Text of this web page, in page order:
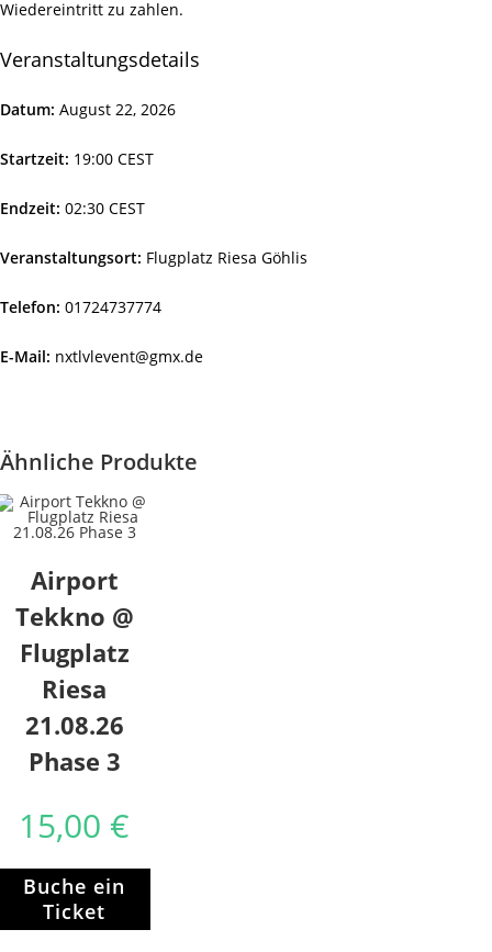
Wiedereintritt zu zahlen.
Veranstaltungsdetails
Datum: August 22, 2026
Startzeit: 19:00 CEST
Endzeit: 02:30 CEST
Veranstaltungsort: Flugplatz Riesa Göhlis
Telefon: 01724737774
E-Mail: nxtlvlevent@gmx.de
Ähnliche Produkte
Airport
Tekkno @
Flugplatz
Riesa
21.08.26
Phase 3
15,00 €
Buche ein
Ticket